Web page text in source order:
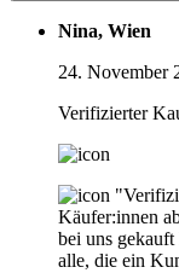
Nina, Wien
24. November
Verifizierter
Käufer:innen
bei uns
alle, die ein